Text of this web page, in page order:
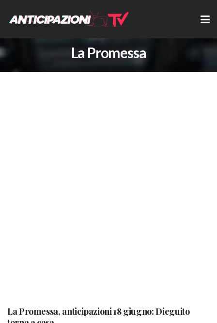
La Promessa
La Promessa, anticipazioni 18 giugno: Dieguito